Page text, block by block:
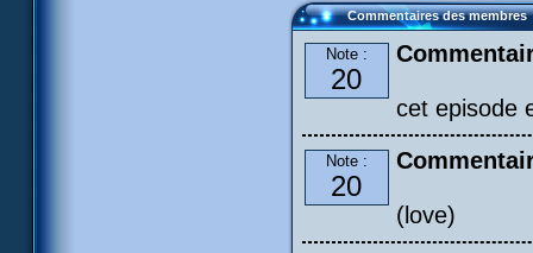
Commentaires des membres
Note :
20
cet episode
Note :
20
(love)